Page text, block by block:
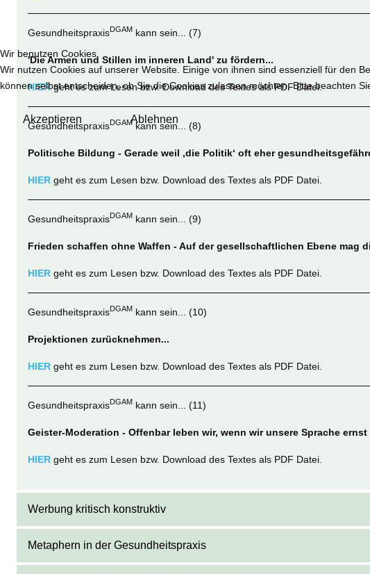
GesundheitspraxisDGAM kann sein... (7)
'Die Armen und Stillen im inneren Land' zu fördern...
HIERgeht es zum Lesen bzw. Download des Textes als PDF Datei.
GesundheitspraxisDGAM kann sein... (8)
Politische Bildung - Gerade weil ‚die Politik‘ oft eher
HIER geht es zum Lesen bzw. Download des Textes als PDF Datei.
GesundheitspraxisDGAM kann sein... (9)
Frieden schaffen ohne Waffen - Auf der gesellschaftlichen Ebene mag
HIER geht es zum Lesen bzw. Download des Textes als PDF Datei.
GesundheitspraxisDGAM kann sein... (10)
Projektionen zurücknehmen...
HIER geht es zum Lesen bzw. Download des Textes als PDF Datei.
GesundheitspraxisDGAM kann sein... (11)
Geister-Moderation - Offenbar leben wir, wenn wir unsere Sprache
HIER geht es zum Lesen bzw. Download des Textes als PDF Datei.
Werbung kritisch konstruktiv
Metaphern in der Gesundheitspraxis
Wir benutzen Cookies
Wir nutzen Cookies auf unserer Website. Einige von ihnen sind essenziell für den
können selbst entscheiden, ob Sie die Cookies zulassen möchten. Bitte beachten
Akzeptieren Ablehnen